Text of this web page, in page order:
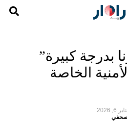
بدرجة كبيرة”
الخاصة
6, 2026
- صحفي